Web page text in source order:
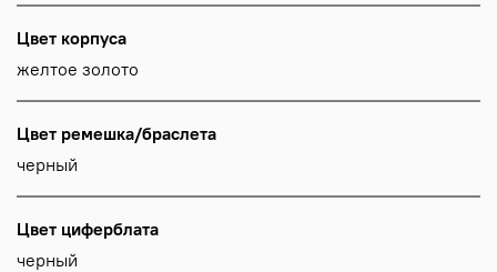
Цвет корпуса
желтое золото
Цвет ремешка/браслета
черный
Цвет циферблата
черный